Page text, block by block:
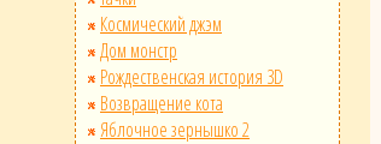
Космический джэм
Дом монстр
Рождественская история 3D
Возвращение кота
Яблочное зернышко 2